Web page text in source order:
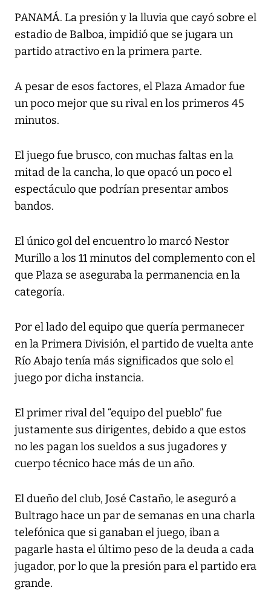
PANAMÁ. La presión y la lluvia que cayó sobre el
estadio de Balboa, impidió que se jugara un
partido atractivo en la primera parte.
A pesar de esos factores, el Plaza Amador fue
un poco mejor que su rival en los primeros 45
minutos.
El juego fue brusco, con muchas faltas en la
mitad de la cancha, lo que opacó un poco el
espectáculo que podrían presentar ambos
bandos.
El único gol del encuentro lo marcó Nestor
Murillo a los 11 minutos del complemento con el
que Plaza se aseguraba la permanencia en la
categoría.
Por el lado del equipo que quería permanecer
en la Primera División, el partido de vuelta ante
Río Abajo tenía más significados que solo el
juego por dicha instancia.
El primer rival del “equipo del pueblo” fue
justamente sus dirigentes, debido a que estos
no les pagan los sueldos a sus jugadores y
cuerpo técnico hace más de un año.
El dueño del club, José Castaño, le aseguró a
Bultrago hace un par de semanas en una charla
telefónica que si ganaban el juego, iban a
pagarle hasta el último peso de la deuda a cada
jugador, por lo que la presión para el partido era
grande.